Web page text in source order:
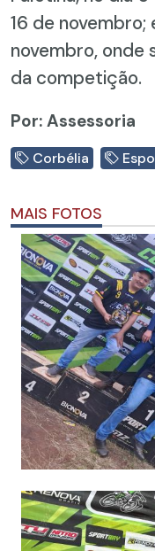
16 de novembro;
novembro, onde
da competição.
Por: Assessoria
Corbélia
MAIS FOTOS